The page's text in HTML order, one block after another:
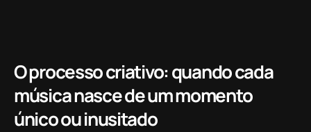
O processo criativo: quando cada
música nasce de um momento
único ou inusitado